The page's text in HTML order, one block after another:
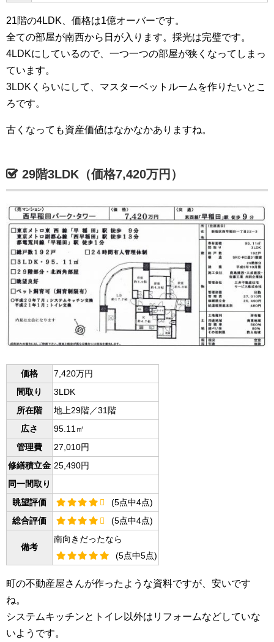
21階の4LDK、価格は1億オーバーです。
全ての部屋が南西から日が入ります。採光は完璧です。
4LDKにしているので、一つ一つの部屋が狭くなってしまっ
ています。
3LDKくらいにして、マスターベットルームを作りたいとこ
ろです。
古くなっても資産価値はなかなかありますね。
29階3LDK（価格7,420万円）
価格
7,420万円
間取り
3LDK
所在階
地上29階／31階
広さ
95.11㎡
管理費
27,010円
修繕積立金 25,490円
同一間取り
眺望評価
(5点中4点)
総合評価
(5点中4点)
備考
南向きだったなら
(5点中5点)
町の不動産屋さんが作ったような資料ですが、安いです
ね。
システムキッチンとトイレ以外はリフォームなどしていな
いようです。